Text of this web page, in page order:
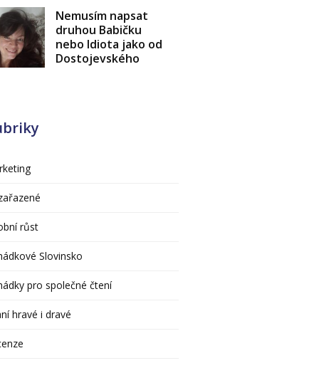
Nemusím napsat
druhou Babičku
nebo Idiota jako od
Dostojevského
růst
Slovinsko
pro společné čtení
hravé i dravé